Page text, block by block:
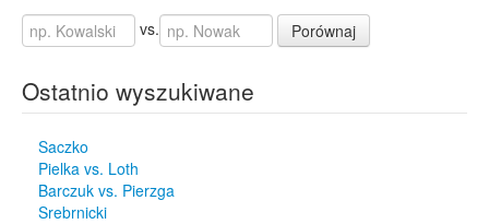
vs. Porównaj
Ostatnio wyszukiwane
Saczko
Pielka vs. Loth
Barczuk vs. Pierzga
Srebrnicki